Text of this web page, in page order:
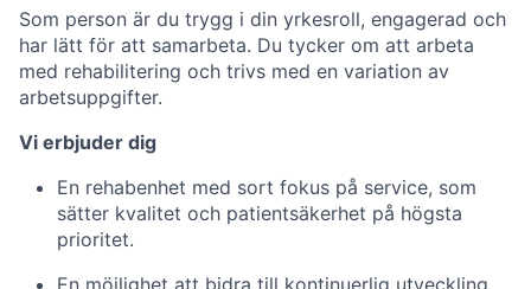
Som person är du trygg i din yrkesroll, engagerad och
har lätt för att samarbeta. Du tycker om att arbeta
med rehabilitering och trivs med en variation av
arbetsuppgifter.
Vi erbjuder dig
En rehabenhet med sort fokus på service, som
sätter kvalitet och patientsäkerhet på högsta
prioritet.
En möjlighet att bidra till kontinuerlig utveckling